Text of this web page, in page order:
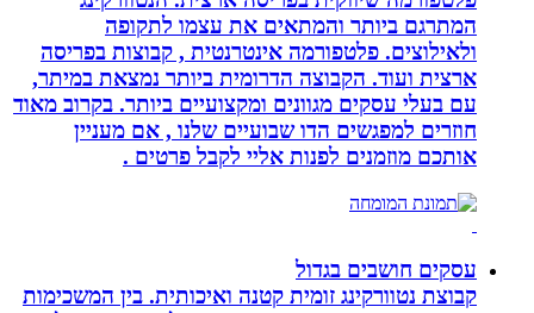
המתרגם ביותר והמתאים את עצמו לתקופה
ולאילוצים. פלטפורמה אינטרנטית , קבוצות בפריסה
ארצית ועוד. הקבוצה הדרומית ביותר נמצאת במיתר,
עם בעלי עסקים מגוונים ומקצועיים ביותר. בקרוב מאוד
חוזרים למפגשים הדו שבועיים שלנו , אם מעניין
אותכם מוזמנים לפנות אליי לקבל פרטים .
עסקים חושבים בגדול
קבוצת נטוורקינג זומית קטנה ואיכותית. בין המשכימות